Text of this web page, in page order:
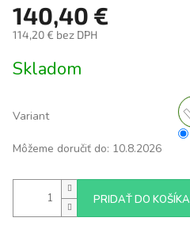
140,40 €
114,20 € bez DPH
cena:
Skladom
Variant
Môžeme doručiť do: 10.8.2026
PRIDAŤ DO KOŠÍKA